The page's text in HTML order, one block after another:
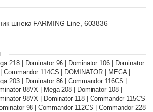
шнека FARMING Line, 603836
218 | Dominator 96 | Dominator 106 | Dominator
Commandor 114CS | DOMINATOR | MEGA |
203 | Dominator 86 | Commandor 116CS |
88VX | Mega 208 | Dominator 108 |
98VX | Dominator 118 | Commandor 115CS
98 | Commandor 112CS | Commandor 228